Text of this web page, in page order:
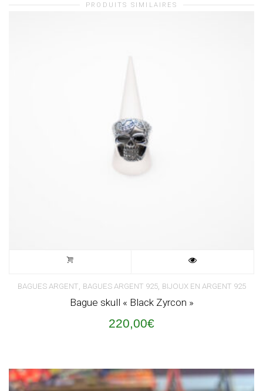
PRODUITS SIMILAIRES
BAGUES ARGENT, BAGUES ARGENT 925, BIJOUX EN ARGENT 925
Bague skull « Black Zyrcon »
220,00€